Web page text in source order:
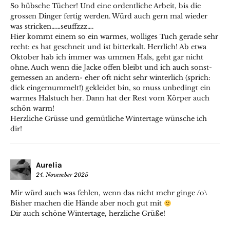
So hübsche Tücher! Und eine ordentliche Arbeit, bis die
grossen Dinger fertig werden. Würd auch gern mal wieder
was stricken……seuffzzz….
Hier kommt einem so ein warmes, wolliges Tuch gerade sehr
recht: es hat geschneit und ist bitterkalt. Herrlich! Ab etwa
Oktober hab ich immer was ummen Hals, geht gar nicht
ohne. Auch wenn die Jacke offen bleibt und ich auch sonst-
gemessen an andern- eher oft nicht sehr winterlich (sprich:
dick eingemummelt!) gekleidet bin, so muss unbedingt ein
warmes Halstuch her. Dann hat der Rest vom Körper auch
schön warm!
Herzliche Grüsse und gemütliche Wintertage wünsche ich
dir!
Aurelia
24. November 2025
Mir würd auch was fehlen, wenn das nicht mehr ginge /o\
Bisher machen die Hände aber noch gut mit
Dir auch schöne Wintertage, herzliche Grüße!